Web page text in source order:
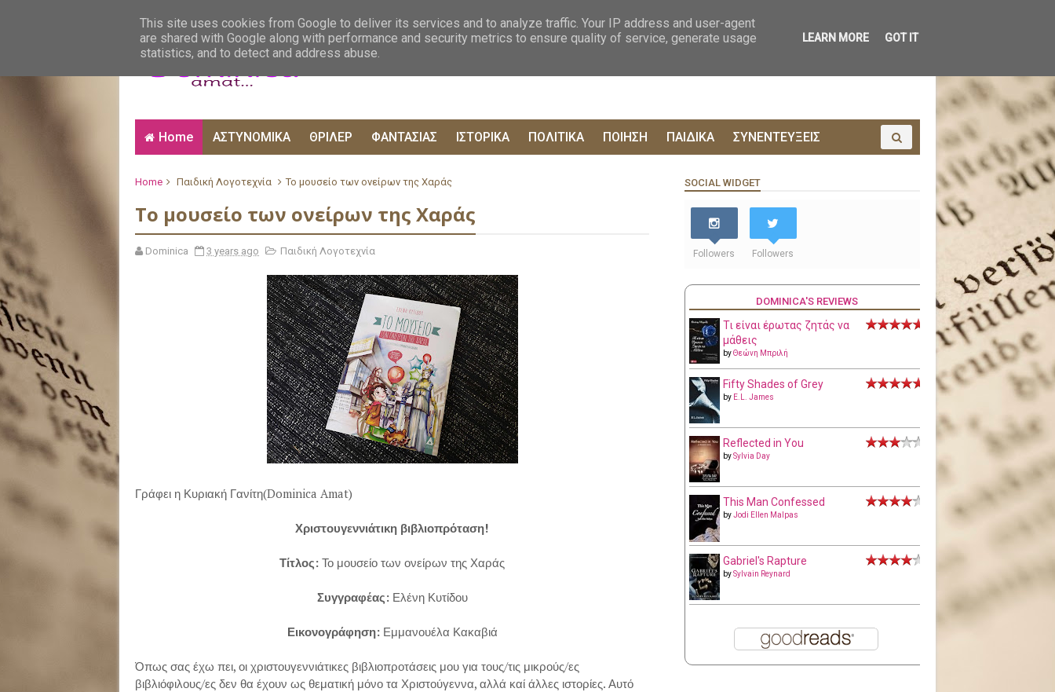
Home ΑΣΤΥΝΟΜΙΚΑ ΘΡΙΛΕΡ ΦΑΝΤΑΣΙΑΣ ΙΣΤΟΡΙΚΑ ΠΟΛΙΤΙΚΑ ΠΟΙΗΣΗ ΠΑΙΔΙΚΑ ΣΥΝΕΝΤΕΥΞΕΙΣ
Home Παιδική Λογοτεχνία Το μουσείο των ονείρων της Χαράς
Το μουσείο των ονείρων της Χαράς
Dominica 3 years ago Παιδική Λογοτεχνία
Γράφει η Κυριακή Γανίτη(Dominica Amat)
Χριστουγεννιάτικη βιβλιοπρόταση!
Τίτλος: Το μουσείο των ονείρων της Χαράς
Συγγραφέας:Ελένη Κυτίδου
Εικονογράφηση: Εμμανουέλα Κακαβιά
Όπως σας έχω πει, οι χριστουγεννιάτικες βιβλιοπροτάσεις μου για τους/τις μικρούς/ες
βιβλιόφιλους/ες δεν θα έχουν ως θεματική μόνο τα Χριστούγεννα, αλλά καί άλλες ιστορίες. Αυτό
SOCIAL WIDGET
Followers Followers
DOMINICA'S REVIEWS
Τι είναι έρωτας ζητάς να
μάθεις
byΘεώνη Μπριλή
Fifty Shades of Grey
by E.L. James
Reflected in You
bySylvia Day
This Man Confessed
byJodi Ellen Malpas
Gabriel's Rapture
bySylvain Reynard
This site uses cookies from Google to deliver its services and to analyze traffic. Your IP address and user-agent
are shared with Google along with performance and security metrics to ensure quality of service, generate usage
statistics, and to detect and address abuse.
LEARN MORE GOT IT